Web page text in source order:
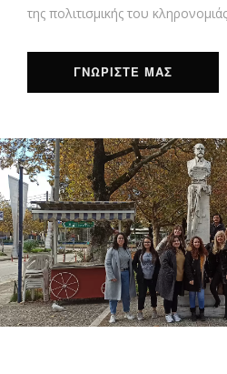
της πολιτισμικής του
ΓΝΩΡΙΣΤΕ ΜΑΣ